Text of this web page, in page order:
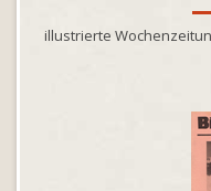
illustrierte